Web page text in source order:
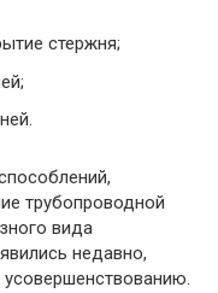
стержня;
трубопроводной
вида
недавно,
усовершенствованию.